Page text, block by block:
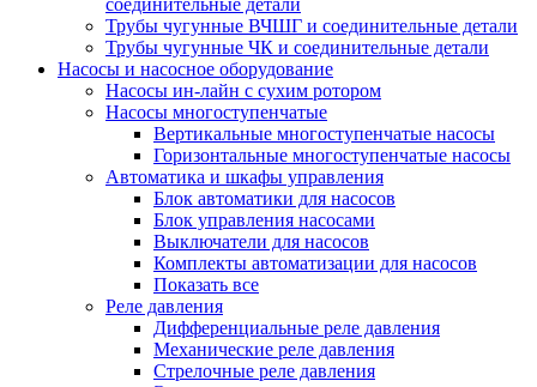
соединительные детали
Трубы чугунные ВЧШГ и соединительные детали
Трубы чугунные ЧК и соединительные детали
Насосы и насосное оборудование
Насосы ин-лайн с сухим ротором
Насосы многоступенчатые
Вертикальные многоступенчатые насосы
Горизонтальные многоступенчатые насосы
Автоматика и шкафы управления
Блок автоматики для насосов
Блок управления насосами
Выключатели для насосов
Комплекты автоматизации для насосов
Показать все
Реле давления
Дифференциальные реле давления
Механические реле давления
Стрелочные реле давления